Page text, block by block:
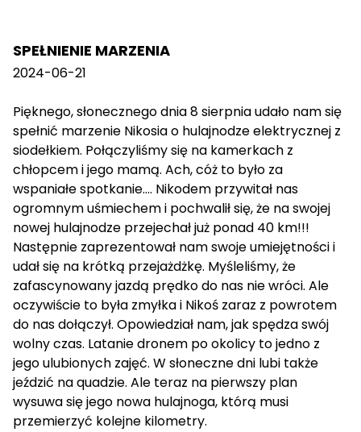
SPEŁNIENIE MARZENIA
2024-06-21
Pięknego, słonecznego dnia 8 sierpnia udało nam się
spełnić marzenie Nikosia o hulajnodze elektrycznej z
siodełkiem. Połączyliśmy się na kamerkach z
chłopcem i jego mamą. Ach, cóż to było za
wspaniałe spotkanie…. Nikodem przywitał nas
ogromnym uśmiechem i pochwalił się, że na swojej
nowej hulajnodze przejechał już ponad 40 km!!!
Następnie zaprezentował nam swoje umiejętności i
udał się na krótką przejażdżkę. Myśleliśmy, że
zafascynowany jazdą prędko do nas nie wróci. Ale
oczywiście to była zmyłka i Nikoś zaraz z powrotem
do nas dołączył. Opowiedział nam, jak spędza swój
wolny czas. Latanie dronem po okolicy to jedno z
jego ulubionych zajęć. W słoneczne dni lubi także
jeździć na quadzie. Ale teraz na pierwszy plan
wysuwa się jego nowa hulajnoga, którą musi
przemierzyć kolejne kilometry.